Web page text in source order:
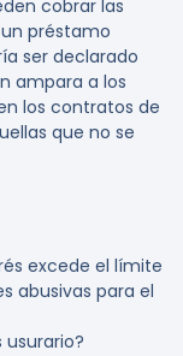
cobrar las
préstamo
ser declarado
ampara a los
los contratos de
que no se
excede el límite
abusivas para el